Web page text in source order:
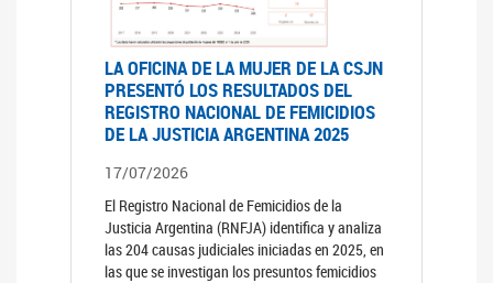
LA OFICINA DE LA MUJER DE LA CSJN
PRESENTÓ LOS RESULTADOS DEL
REGISTRO NACIONAL DE FEMICIDIOS
DE LA JUSTICIA ARGENTINA 2025
17/07/2026
El Registro Nacional de Femicidios de la
Justicia Argentina (RNFJA) identifica y analiza
las 204 causas judiciales iniciadas en 2025, en
las que se investigan los presuntos femicidios